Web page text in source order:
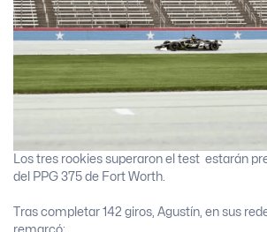
Los tres rookies superaron el test estarán
del PPG 375 de Fort Worth.
Tras completar 142 giros, Agustín, en sus